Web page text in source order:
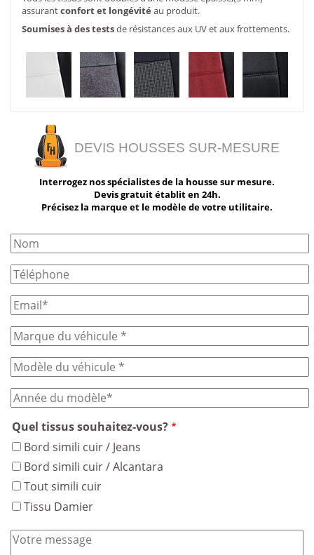
assurantconfort et longévité au produit.
Soumises à des testsde résistances aux UV et aux frottements.
DEVIS HOUSSES SUR-MESURE
Interrogez nos spécialistes de la housse sur mesure.
Devis gratuit établit en 24h.
Précisez la marque et le modèle de votre utilitaire.
Quel tissus souhaitez-vous?
Bord simili cuir / Jeans
Bord simili cuir / Alcantara
Tout simili cuir
Tissu Damier